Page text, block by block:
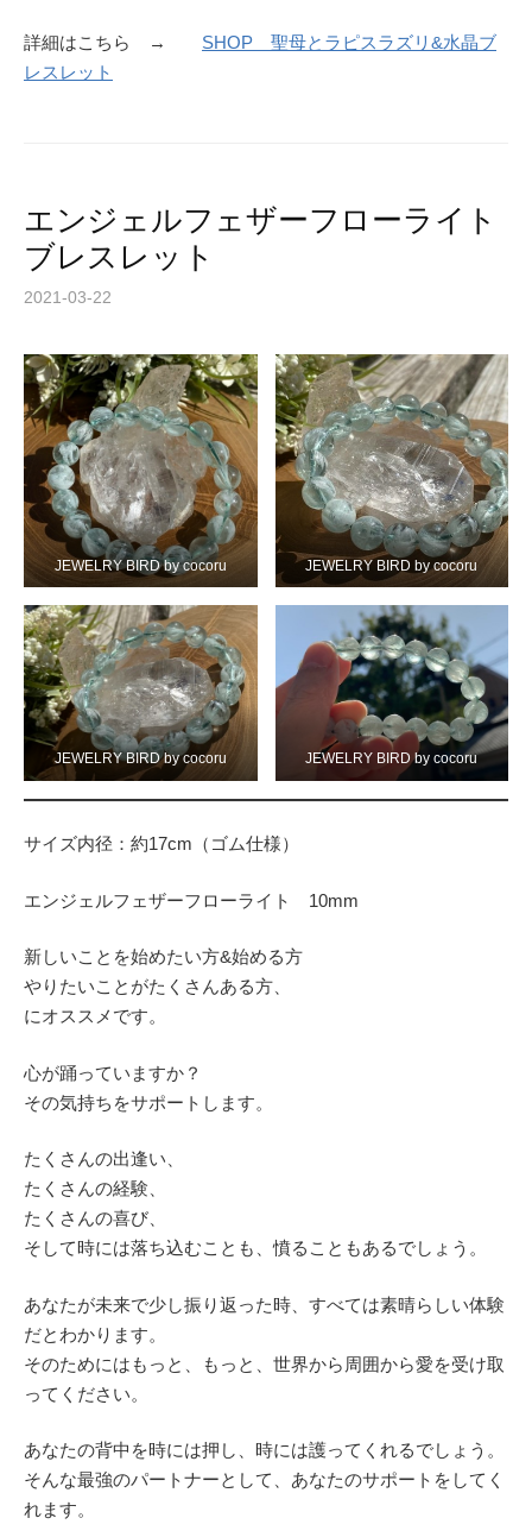
詳細はこちら → SHOP 聖母とラピスラズリ&水晶ブ
レスレット
エンジェルフェザーフローライト
ブレスレット
2021-03-22
JEWELRY BIRD by cocoru JEWELRY BIRD by cocoru
JEWELRY BIRD by cocoru JEWELRY BIRD by cocoru
サイズ内径：約17cm（ゴム仕様）
エンジェルフェザーフローライト 10mm
新しいことを始めたい方&始める方
やりたいことがたくさんある方、
にオススメです。
心が踊っていますか？
その気持ちをサポートします。
たくさんの出逢い、
たくさんの経験、
たくさんの喜び、
そして時には落ち込むことも、憤ることもあるでしょう。
あなたが未来で少し振り返った時、すべては素晴らしい体験
だとわかります。
そのためにはもっと、もっと、世界から周囲から愛を受け取
ってください。
あなたの背中を時には押し、時には護ってくれるでしょう。
そんな最強のパートナーとして、あなたのサポートをしてく
れます。